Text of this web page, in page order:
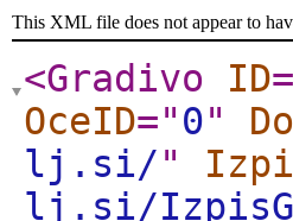
This XML file does not appear to
<Gradivo ID
OceID="0"
lj.si/"
lj.si/